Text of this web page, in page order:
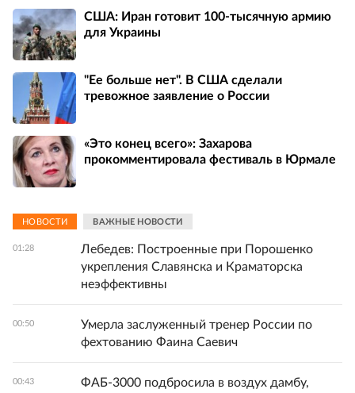
США: Иран готовит 100-тысячную армию
для Украины
"Ее больше нет". В США сделали
тревожное заявление о России
«Это конец всего»: Захарова
прокомментировала фестиваль в Юрмале
НОВОСТИ ВАЖНЫЕ НОВОСТИ
01:28
Лебедев: Построенные при Порошенко
укрепления Славянска и Краматорска
неэффективны
00:50
Умерла заслуженный тренер России по
фехтованию Фаина Саевич
00:43
ФАБ-3000 подбросила в воздух дамбу,